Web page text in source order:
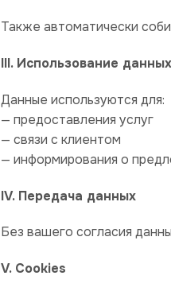
Также автоматически
III. Использование данных
Данные используются для:
— предоставления услуг
— связи с клиентом
— информирования о
IV. Передача данных
Без вашего согласия
V. Cookies